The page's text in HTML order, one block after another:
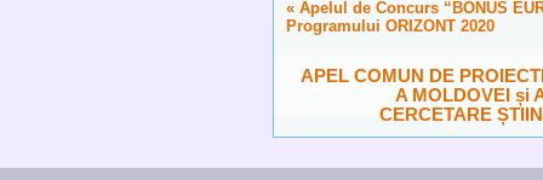
« Apelul de Concurs “BONUS
Programului ORIZONT 2020
APEL COMUN DE
A MOLDOVEI și
CERCETARE